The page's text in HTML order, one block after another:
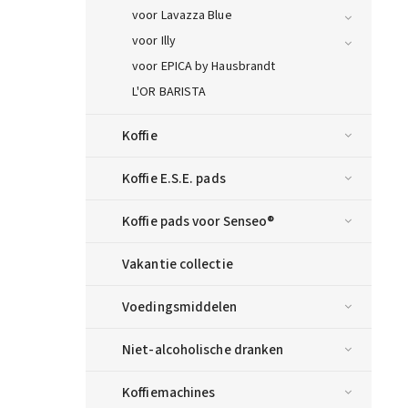
voor Lavazza Blue
voor Illy
voor EPICA by Hausbrandt
L'OR BARISTA
Koffie
Koffie E.S.E. pads
Koffie pads voor Senseo®
Vakantie collectie
Voedingsmiddelen
Niet-alcoholische dranken
Koffiemachines